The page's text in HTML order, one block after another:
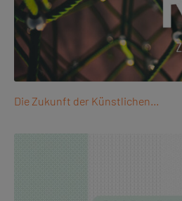
Die Zukunft der Künstlichen…